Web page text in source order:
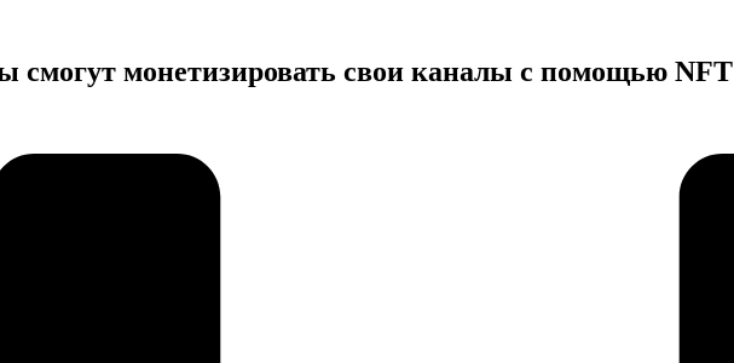
смогут монетизировать свои каналы с помощью NFT